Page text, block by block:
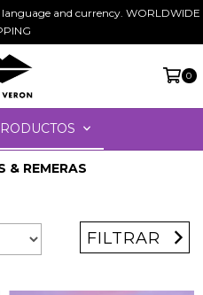
and currency. WORLDWIDE
0
& REMERAS
FILTRAR